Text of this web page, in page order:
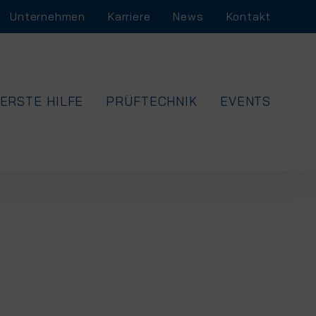
Unternehmen Karriere News Kontakt
ERSTE HILFE PRÜFTECHNIK EVENTS